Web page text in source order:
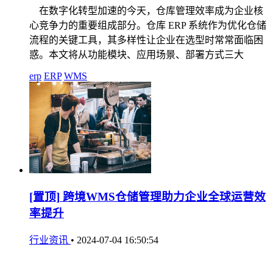
在数字化转型加速的今天，仓库管理效率成为企业核
心竞争力的重要组成部分。仓库 ERP 系统作为优化仓储
流程的关键工具，其多样性让企业在选型时常常面临困
惑。本文将从功能模块、应用场景、部署方式三大
erp ERP WMS
[置顶] 跨境WMS仓储管理助力企业全球运营效
率提升
行业资讯 • 2024-07-04 16:50:54